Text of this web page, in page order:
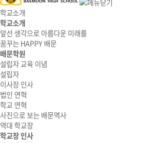
학교소개
학교소개
앞선 생각으로 아름다운 미래를
꿈꾸는 HAPPY 배문
배문학원
설립자 교육 이념
설립자
이사장 인사
법인 연혁
학교 연혁
사진으로 보는 배문역사
역대 학교장
학교장 인사